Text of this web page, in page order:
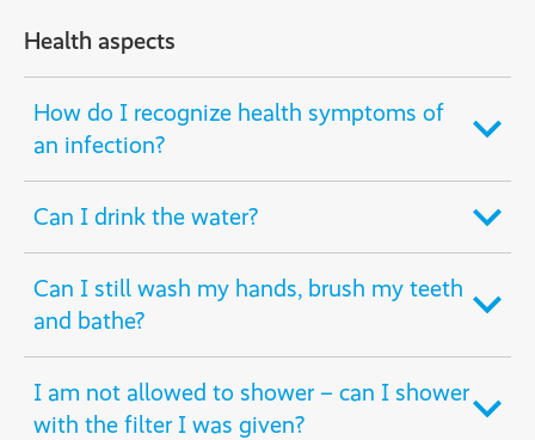
Health aspects
How do I recognize health symptoms of
an infection?
Can I drink the water?
Can I still wash my hands, brush my teeth
and bathe?
I am not allowed to shower – can I shower
with the filter I was given?